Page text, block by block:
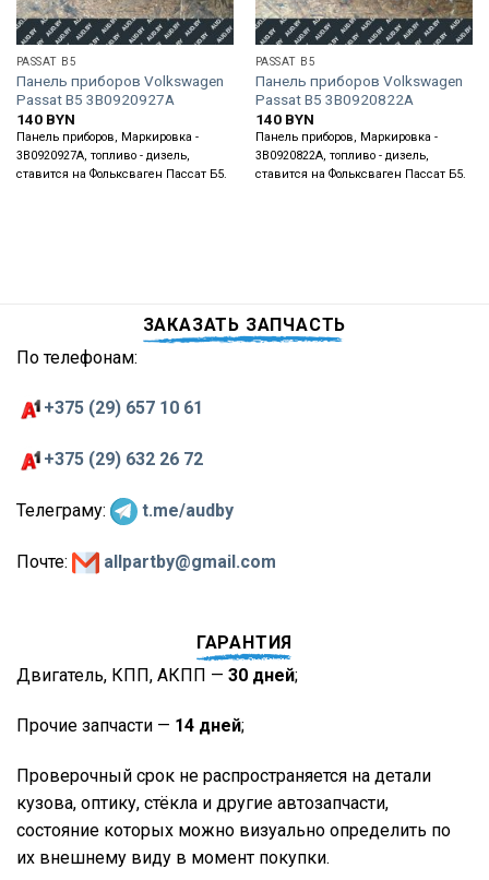
PASSAT B5
Панель приборов Volkswagen
Passat B5 3B0920927A
140 BYN
Панель приборов, Маркировка -
3B0920927A, топливо - дизель,
ставится на Фольксваген Пассат Б5.
PASSAT B5
Панель приборов Volkswagen
Passat B5 3B0920822A
140 BYN
Панель приборов, Маркировка -
3B0920822A, топливо - дизель,
ставится на Фольксваген Пассат Б5.
ЗАКАЗАТЬ ЗАПЧАСТЬ
По телефонам:
+375 (29) 657 10 61
+375 (29) 632 26 72
Телеграму: t.me/audby
Почте: allpartby@gmail.com
ГАРАНТИЯ
Двигатель, КПП, АКПП — 30 дней;
Прочие запчасти — 14 дней;
Проверочный срок не распространяется на детали
кузова, оптику, стёкла и другие автозапчасти,
состояние которых можно визуально определить по
их внешнему виду в момент покупки.